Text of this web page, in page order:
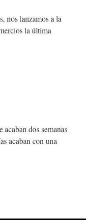
nos lanzamos a la
la última
dos semanas
acaban con una